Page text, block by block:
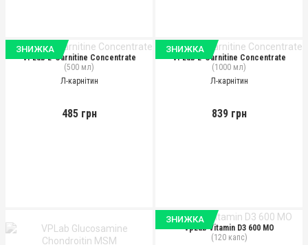
ЗНИЖКА
VPLab L-Carnitine Concentrate
(500 мл)
Л-карнітин
485 грн
ЗНИЖКА
VPLab L-Carnitine Concentrate
(1000 мл)
Л-карнітин
839 грн
ЗНИЖКА
VpLab Vitamin D3 600 МО
(120 капс)